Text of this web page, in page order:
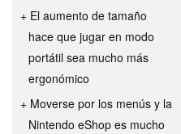
El aumento de tamaño
hace que jugar en modo
portátil sea mucho más
ergonómico
Moverse por los menús y la
Nintendo eShop es mucho